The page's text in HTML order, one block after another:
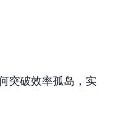
突破效率孤岛，实